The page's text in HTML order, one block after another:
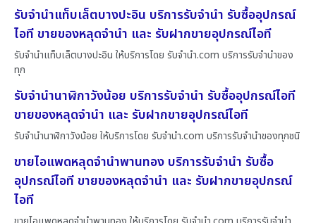
รับจำนำแท็บเล็ตบางปะอิน บริการรับจำนำ รับซื้ออุปกรณ์
ไอที ขายของหลุดจำนำ และ รับฝากขายอุปกรณ์ไอที
รับจำนำแท็บเล็ตบางปะอิน ให้บริการโดย รับจํานํา.com บริการรับจำนำของ
ทุก
รับจำนำนาฬิกาวังน้อย บริการรับจำนำ รับซื้ออุปกรณ์ไอที
ขายของหลุดจำนำ และ รับฝากขายอุปกรณ์ไอที
รับจำนำนาฬิกาวังน้อย ให้บริการโดย รับจํานํา.com บริการรับจำนำของทุกชนิ
ขายไอแพดหลุดจำนำพานทอง บริการรับจำนำ รับซื้อ
อุปกรณ์ไอที ขายของหลุดจำนำ และ รับฝากขายอุปกรณ์
ไอที